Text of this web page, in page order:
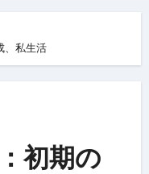
、私生活
初期の